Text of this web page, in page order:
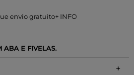
envio gratuito+ INFO
ABA E FIVELAS.
+